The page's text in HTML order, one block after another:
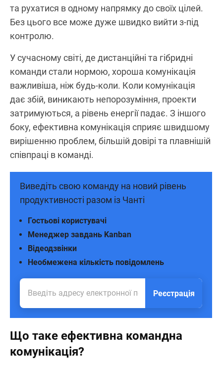
та рухатися в одному напрямку до своїх цілей.
Без цього все може дуже швидко вийти з-під
контролю.
У сучасному світі, де дистанційні та гібридні
команди стали нормою, хороша комунікація
важливіша, ніж будь-коли. Коли комунікація
дає збій, виникають непорозуміння, проекти
затримуються, а рівень енергії падає. З іншого
боку, ефективна комунікація сприяє швидшому
вирішенню проблем, більшій довірі та плавнішій
співпраці в команді.
Виведіть свою команду на новий рівень
продуктивності разом із Чанті
Необмежена кількість повідомлень
Відеодзвінки
Менеджер завдань Kanban
Гостьові користувачі
Реєстрація
Що таке ефективна командна
комунікація?